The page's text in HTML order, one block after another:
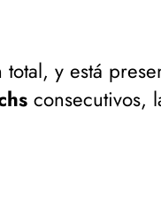
y está
consecutivos,